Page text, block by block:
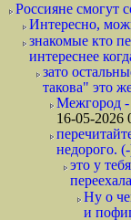
Россияне смогут
Интересно,
знакомые кто
интереснее
зато
такова" это
Межгород -
16-05-2026
недорого.
это у
Ну о
и